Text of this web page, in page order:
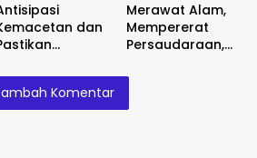
dan
Tepat
Polsek
Gelar
Merawat Alam,
Mempererat
Persaudaraan,
Marinir dan
Wujudkan Paniai
Komentar